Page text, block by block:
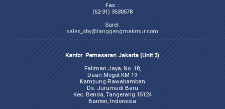
Fax: :
(62-31) 3530578
Surel:
sales_sby@langgengmakmur.com
Kantor Pemasaran Jakarta (Unit 3)
Faliman Jaya, No. 18,
Daan Mogot KM 19
Kampung Rawabamban
Ds. Jurumudi Baru
Kec. Benda, Tangerang 15124
Banten, Indonesia